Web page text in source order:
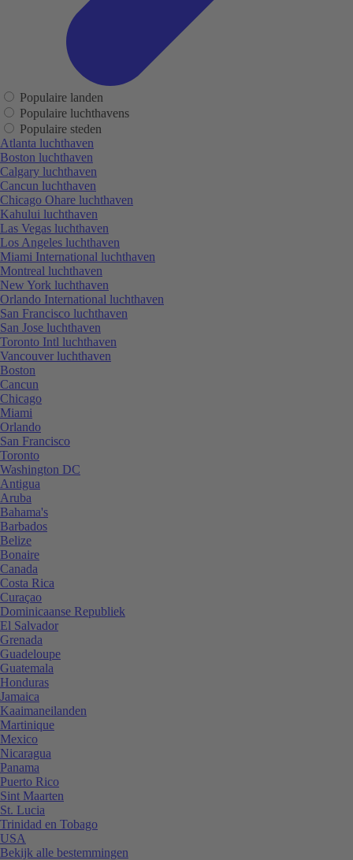
Populaire landen
Populaire luchthavens
Populaire steden
Atlanta luchthaven
Boston luchthaven
Calgary luchthaven
Cancun luchthaven
Chicago Ohare luchthaven
Kahului luchthaven
Las Vegas luchthaven
Los Angeles luchthaven
Miami International luchthaven
Montreal luchthaven
New York luchthaven
Orlando International luchthaven
San Francisco luchthaven
San Jose luchthaven
Toronto Intl luchthaven
Vancouver luchthaven
Boston
Cancun
Chicago
Miami
Orlando
San Francisco
Toronto
Washington DC
Antigua
Aruba
Bahama's
Barbados
Belize
Bonaire
Canada
Costa Rica
Curaçao
Dominicaanse Republiek
El Salvador
Grenada
Guadeloupe
Guatemala
Honduras
Jamaica
Kaaimaneilanden
Martinique
Mexico
Nicaragua
Panama
Puerto Rico
Sint Maarten
St. Lucia
Trinidad en Tobago
USA
Bekijk alle bestemmingen